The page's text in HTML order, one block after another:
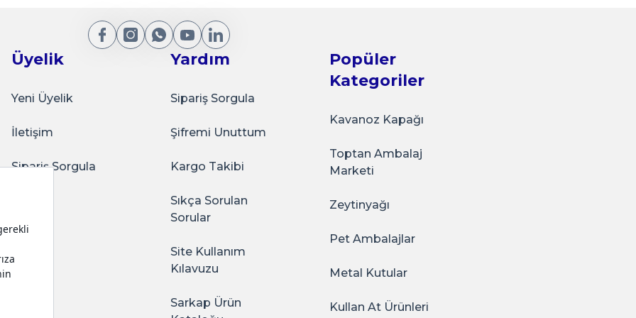
Gönder
Sarkap
Sarkap Home 73x42 mm Snack Box 225 ml Gül
₺50,00
Sepete Ekle
Üyelik
Yeni Üyelik
İletişim
Sipariş Sorgula
Yardım
Sipariş Sorgula
Şifremi Unuttum
Kargo Takibi
Sıkça Sorulan
Sorular
Site Kullanım
Kılavuzu
Sarkap Ürün
Popüler
Kategoriler
Kavanoz Kapağı
Toptan Ambalaj
Marketi
Zeytinyağı
Pet Ambalajlar
Metal Kutular
Kullan At Ürünleri